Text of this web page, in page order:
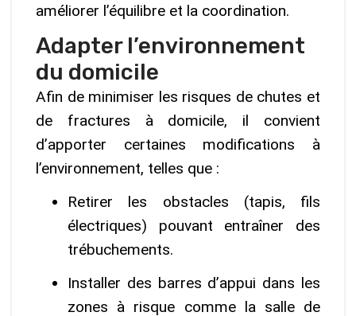
améliorer l’équilibre et la coordination.
Adapter l’environnement
du domicile
Afin de minimiser les risques de chutes et
de fractures à domicile, il convient
d’apporter certaines modifications à
l’environnement, telles que :
Retirer les obstacles (tapis, fils
électriques) pouvant entraîner des
trébuchements.
Installer des barres d’appui dans les
zones à risque comme la salle de